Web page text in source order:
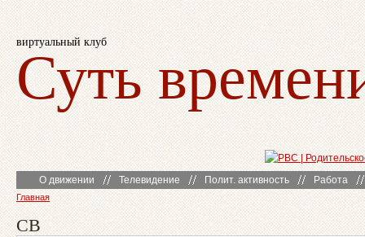
виртуальный клуб
Суть
О движении Телевидение Полит. активность Работа
Главная
СВ